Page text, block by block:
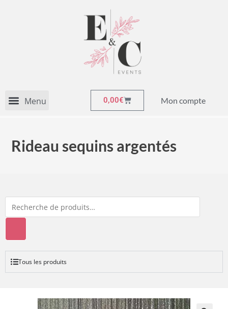
0,00€ Mon compte
Rideau sequins argentés
Tous les produits